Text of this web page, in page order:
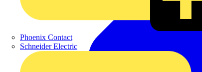
Phoenix Contact
Schneider Electric